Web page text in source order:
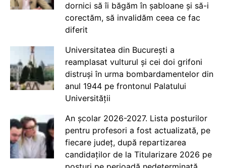
dornici să îi băgăm în șabloane și să-i
corectăm, să invalidăm ceea ce fac
diferit
Universitatea din București a
reamplasat vulturul și cei doi grifoni
distruși în urma bombardamentelor din
anul 1944 pe frontonul Palatului
Universității
An școlar 2026-2027. Lista posturilor
pentru profesori a fost actualizată, pe
fiecare județ, după repartizarea
candidaților de la Titularizare 2026 pe